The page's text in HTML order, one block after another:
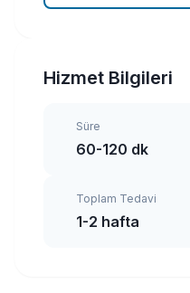
Hizmet Bilgileri
Süre
60-120 dk
Toplam Tedavi
1-2 hafta